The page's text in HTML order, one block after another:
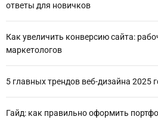
ответы для новичков
Как увеличить конверсию сайта:
маркетологов
5 главных трендов веб-дизайна 2025
Гайд: как правильно оформить